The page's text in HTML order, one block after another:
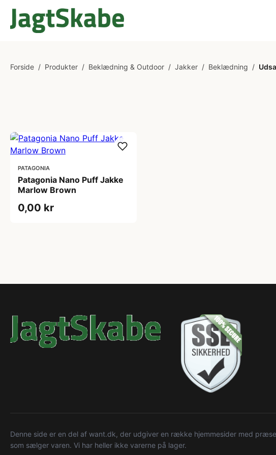
Forside / Produkter / Beklædning & Outdoor / Jakker / Beklædning /
PATAGONIA
Patagonia Nano Puff Jakke
Marlow Brown
0,00 kr
Denne side er en del af want.dk, der udgiver en række hjemmesider med
som sælger varen. Vi har heller ikke varerne på lager.